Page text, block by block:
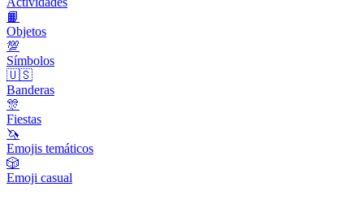
📙
Objetos
💯
Símbolos
🇺🇸
Banderas
🎊
Fiestas
🦄
Emojis temáticos
🎲
Emoji casual